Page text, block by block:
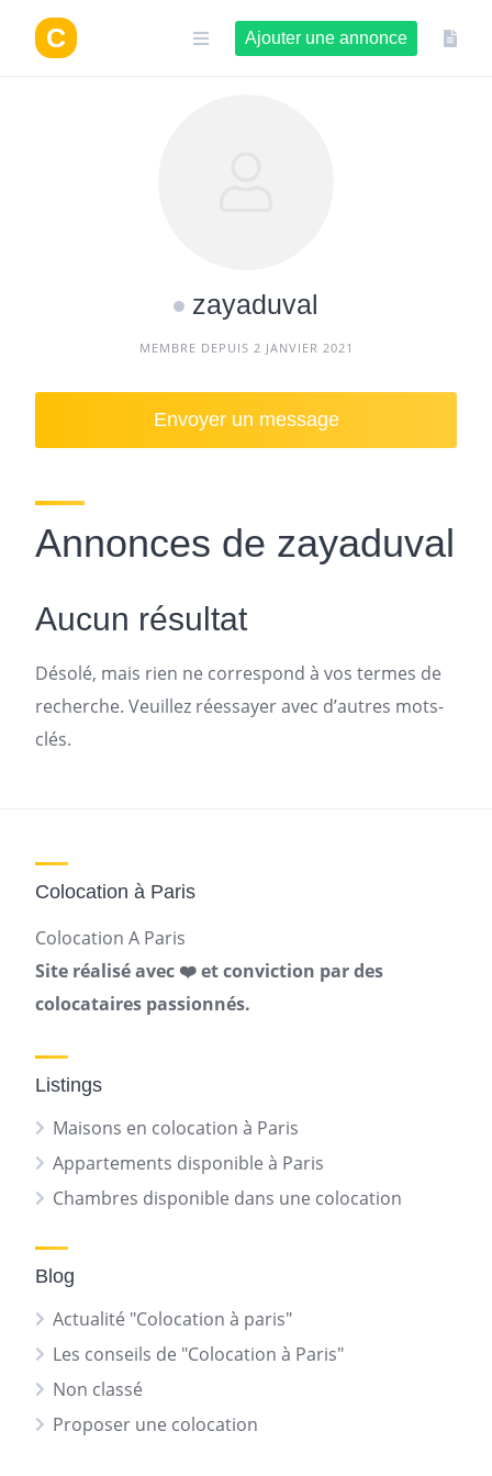
contenu
Ajouter une annonce
zayaduval
MEMBRE DEPUIS 2 JANVIER 2021
Envoyer un message
Annonces de zayaduval
Aucun résultat
Désolé, mais rien ne correspond à vos termes de
recherche. Veuillez réessayer avec d’autres mots-
clés.
Colocation à Paris
Colocation A Paris
Site réalisé avec ❤️ et conviction par des
colocataires passionnés.
Listings
Maisons en colocation à Paris
Appartements disponible à Paris
Chambres disponible dans une colocation
Blog
Actualité "Colocation à paris"
Les conseils de "Colocation à Paris"
Non classé
Proposer une colocation